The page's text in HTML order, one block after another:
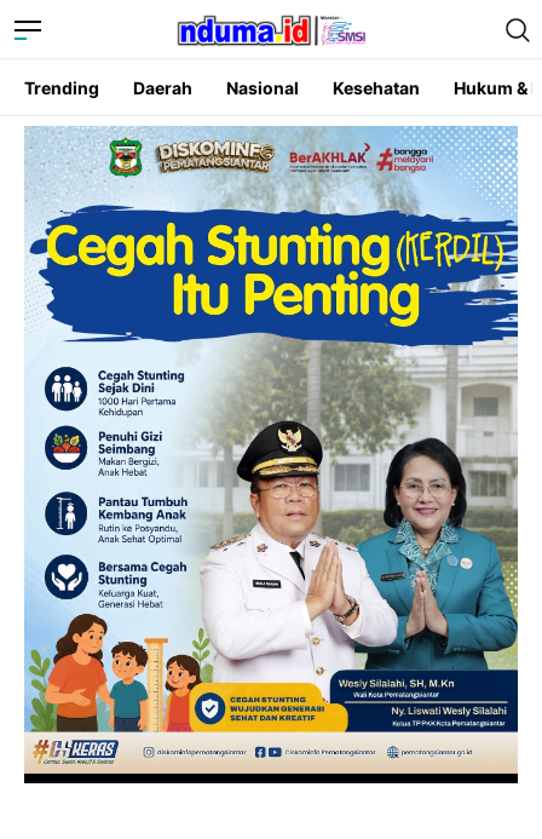
Trending Daerah Nasional Kesehatan Hukum &